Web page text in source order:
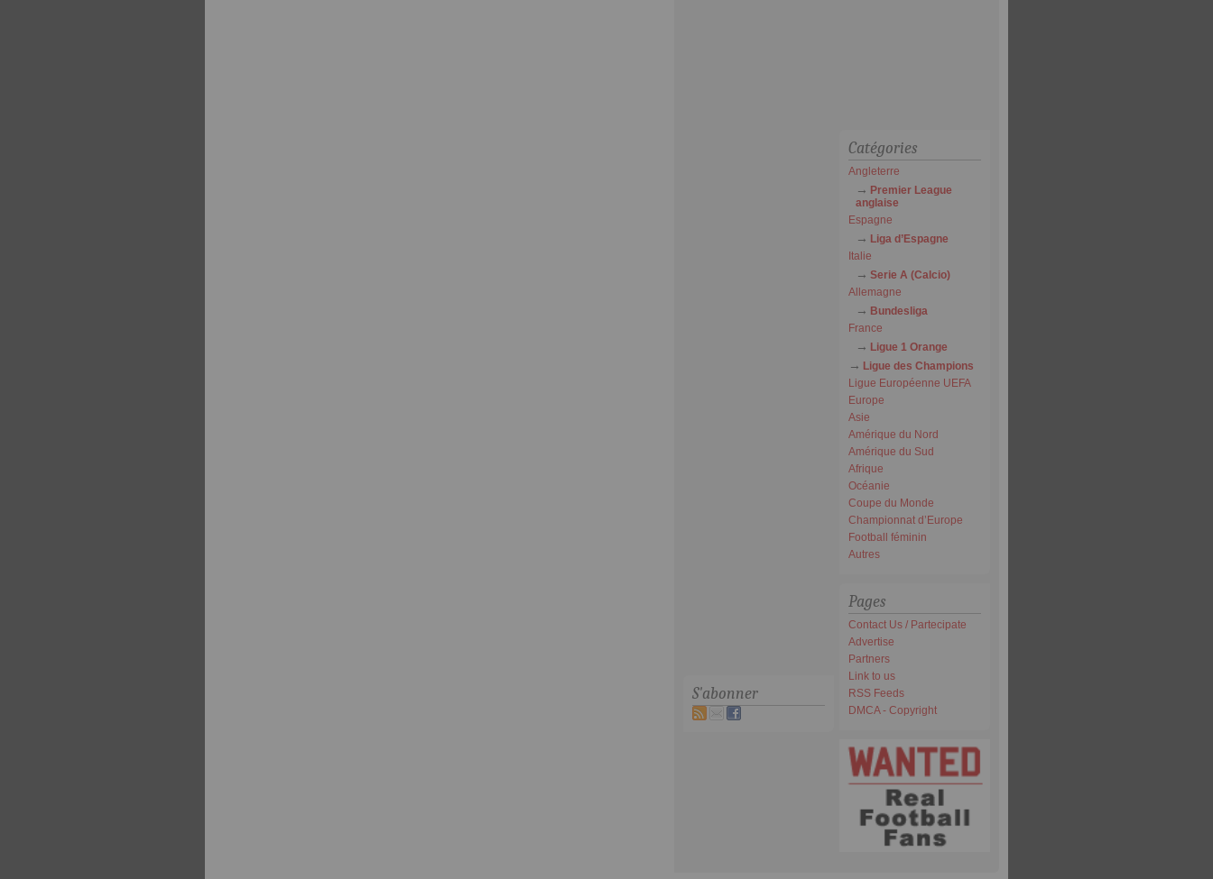
S'abonner
Catégories
Angleterre
Premier League
anglaise
Espagne
Liga d’Espagne
Italie
Serie A (Calcio)
Allemagne
Bundesliga
France
Ligue 1 Orange
Ligue des Champions
Ligue Européenne UEFA
Europe
Asie
Amérique du Nord
Amérique du Sud
Afrique
Océanie
Coupe du Monde
Championnat d’Europe
Football féminin
Autres
Pages
Contact Us / Partecipate
Advertise
Partners
Link to us
RSS Feeds
DMCA - Copyright